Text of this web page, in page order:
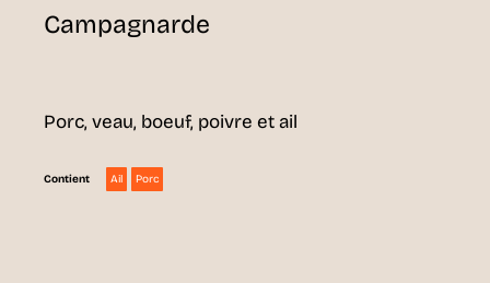
Campagnarde
Porc, veau, boeuf, poivre et ail
Contient Ail Porc